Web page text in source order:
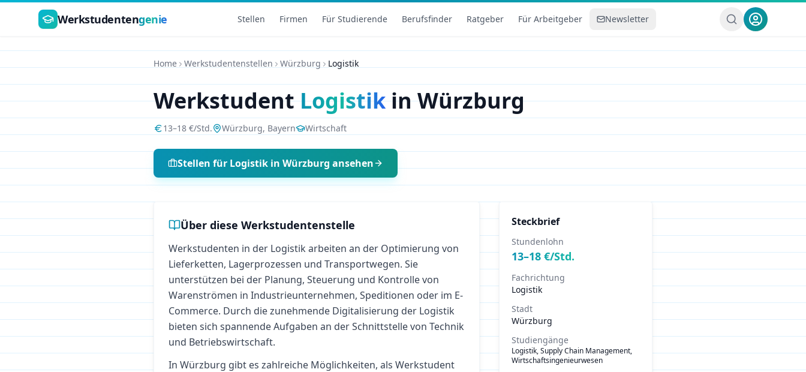
Zum Hauptinhalt springen
Werkstudentengenie Stellen Firmen Für Studierende Berufsfinder Ratgeber Für Arbeitgeber Newsletter
Home Werkstudentenstellen Würzburg Logistik
WerkstudentLogistikinWürzburg
13–18 €/Std. Würzburg, Bayern Wirtschaft
Stellen für Logistik in Würzburg ansehen
Über diese Werkstudentenstelle
Werkstudenten in der Logistik arbeiten an der Optimierung von
Lieferketten, Lagerprozessen und Transportwegen. Sie
unterstützen bei der Planung, Steuerung und Kontrolle von
Warenströmen in Industrieunternehmen, Speditionen oder im E-
Commerce. Durch die zunehmende Digitalisierung der Logistik
bieten sich spannende Aufgaben an der Schnittstelle von Technik
und Betriebswirtschaft.
In Würzburg gibt es zahlreiche Möglichkeiten, als Werkstudent
Steckbrief
Stundenlohn
13–18 €/Std.
Fachrichtung
Logistik
Stadt
Würzburg
Studiengänge
Logistik, Supply Chain Management,
Wirtschaftsingenieurwesen